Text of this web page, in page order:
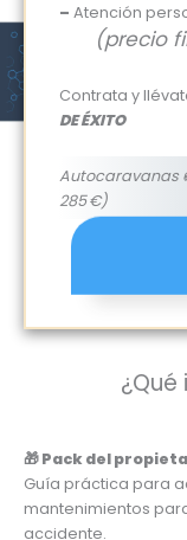
– Atención
(precio
Contrata y
DE ÉXITO
Autocaravanas
285 €)
🎁 Pack del
Guía práctica para
mantenimientos
accidente.